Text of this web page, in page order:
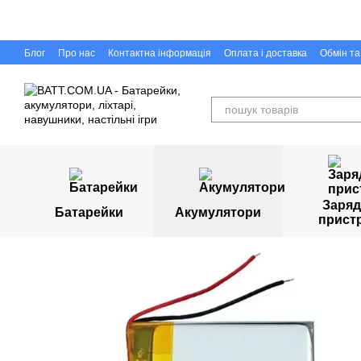
Блог Про нас Контактна інформація Оплата і доставка
Обмін
Батарейки Акумулятори